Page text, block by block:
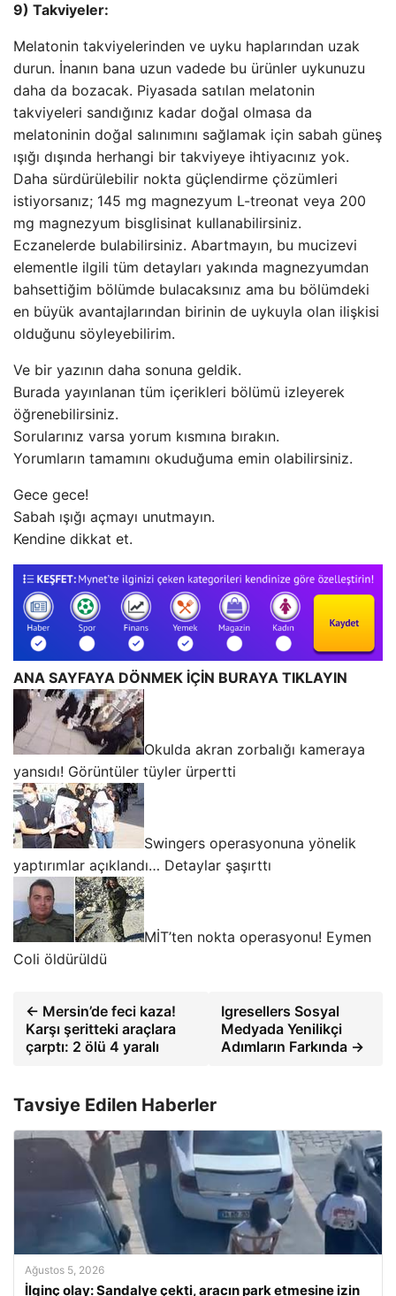
9) Takviyeler:
Melatonin takviyelerinden ve uyku haplarından uzak
durun. İnanın bana uzun vadede bu ürünler uykunuzu
daha da bozacak. Piyasada satılan melatonin
takviyeleri sandığınız kadar doğal olmasa da
melatoninin doğal salınımını sağlamak için sabah güneş
ışığı dışında herhangi bir takviyeye ihtiyacınız yok.
Daha sürdürülebilir nokta güçlendirme çözümleri
istiyorsanız; 145 mg magnezyum L-treonat veya 200
mg magnezyum bisglisinat kullanabilirsiniz.
Eczanelerde bulabilirsiniz. Abartmayın, bu mucizevi
elementle ilgili tüm detayları yakında magnezyumdan
bahsettiğim bölümde bulacaksınız ama bu bölümdeki
en büyük avantajlarından birinin de uykuyla olan ilişkisi
olduğunu söyleyebilirim.
Ve bir yazının daha sonuna geldik.
Burada yayınlanan tüm içerikleri bölümü izleyerek
öğrenebilirsiniz.
Sorularınız varsa yorum kısmına bırakın.
Yorumların tamamını okuduğuma emin olabilirsiniz.
Gece gece!
Sabah ışığı açmayı unutmayın.
Kendine dikkat et.
ANA SAYFAYA DÖNMEK İÇİN BURAYA TIKLAYIN
Okulda akran zorbalığı kameraya
yansıdı! Görüntüler tüyler ürpertti
Swingers operasyonuna yönelik
yaptırımlar açıklandı… Detaylar şaşırttı
MİT’ten nokta operasyonu! Eymen
Coli öldürüldü
← Mersin’de feci kaza!
Karşı şeritteki araçlara
çarptı: 2 ölü 4 yaralı
Igresellers Sosyal
Medyada Yenilikçi
Adımların Farkında →
Tavsiye Edilen Haberler
Ağustos 5, 2026
İlginç olay: Sandalye çekti, aracın park etmesine izin